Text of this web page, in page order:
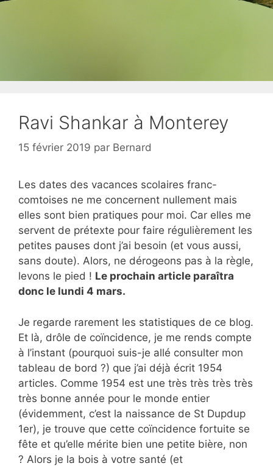
Ravi Shankar à Monterey
15 février 2019 par Bernard
Les dates des vacances scolaires franc-
comtoises ne me concernent nullement mais
elles sont bien pratiques pour moi. Car elles me
servent de prétexte pour faire régulièrement les
petites pauses dont j’ai besoin (et vous aussi,
sans doute). Alors, ne dérogeons pas à la règle,
levons le pied ! Le prochain article paraîtra
donc le lundi 4 mars.
Je regarde rarement les statistiques de ce blog.
Et là, drôle de coïncidence, je me rends compte
à l’instant (pourquoi suis-je allé consulter mon
tableau de bord ?) que j’ai déjà écrit 1954
articles. Comme 1954 est une très très très très
très bonne année pour le monde entier
(évidemment, c’est la naissance de St Dupdup
1er), je trouve que cette coïncidence fortuite se
fête et qu’elle mérite bien une petite bière, non
? Alors je la bois à votre santé (et